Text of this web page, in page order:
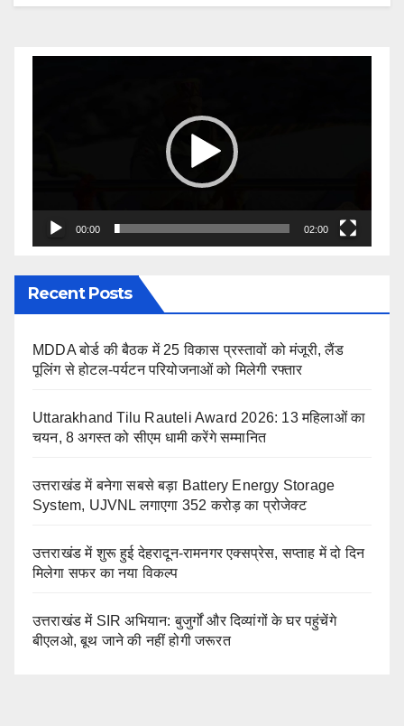
00:00 02:00
Recent Posts
MDDA बोर्ड की बैठक में 25 विकास प्रस्तावों को मंजूरी, लैंड
पूलिंग से होटल-पर्यटन परियोजनाओं को मिलेगी रफ्तार
Uttarakhand Tilu Rauteli Award 2026: 13 महिलाओं का
चयन, 8 अगस्त को सीएम धामी करेंगे सम्मानित
उत्तराखंड में बनेगा सबसे बड़ा Battery Energy Storage
System, UJVNL लगाएगा 352 करोड़ का प्रोजेक्ट
उत्तराखंड में शुरू हुई देहरादून-रामनगर एक्सप्रेस, सप्ताह में दो दिन
मिलेगा सफर का नया विकल्प
उत्तराखंड में SIR अभियान: बुजुर्गों और दिव्यांगों के घर पहुंचेंगे
बीएलओ, बूथ जाने की नहीं होगी जरूरत